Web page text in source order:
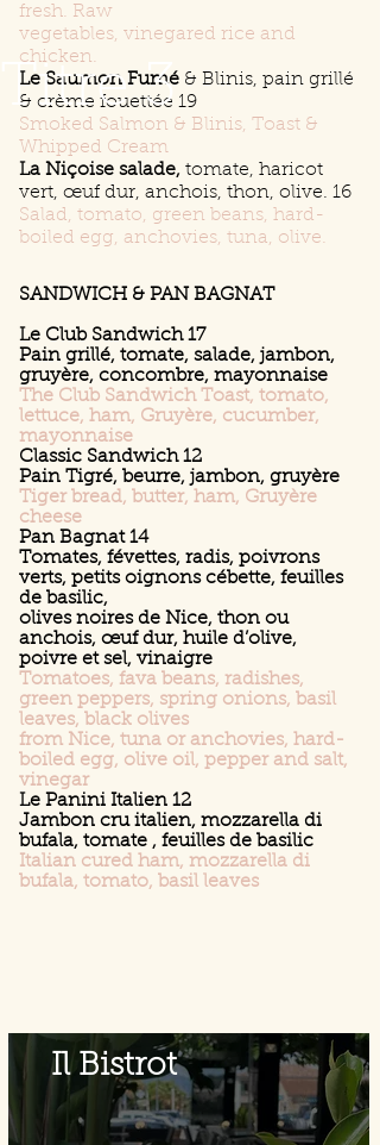
fresh. Raw
vegetables, vinegared rice and
chicken.
Le Saumon Fumé & Blinis, pain grillé
& crème fouettée 19
Smoked Salmon & Blinis, Toast &
Whipped Cream
La Niçoise salade, tomate, haricot
vert, œuf dur, anchois, thon, olive. 16
Salad, tomato, green beans, hard-
boiled egg, anchovies, tuna, olive.
Titre 3
SANDWICH & PAN BAGNAT
Le Club Sandwich 17
Pain grillé, tomate, salade, jambon,
gruyère, concombre, mayonnaise
The Club Sandwich Toast, tomato,
lettuce, ham, Gruyère, cucumber,
mayonnaise
Classic Sandwich 12
Pain Tigré, beurre, jambon, gruyère
Tiger bread, butter, ham, Gruyère
cheese
Pan Bagnat 14
Tomates, févettes, radis, poivrons
verts, petits oignons cébette, feuilles
de basilic,
olives noires de Nice, thon ou
anchois, œuf dur, huile d’olive,
poivre et sel, vinaigre
Tomatoes, fava beans, radishes,
green peppers, spring onions, basil
leaves, black olives
from Nice, tuna or anchovies, hard-
boiled egg, olive oil, pepper and salt,
vinegar
Le Panini Italien 12
Jambon cru italien, mozzarella di
bufala, tomate , feuilles de basilic
Italian cured ham, mozzarella di
bufala, tomato, basil leaves
Il Bistrot